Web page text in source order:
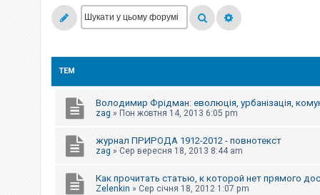
ТЕМ
Володимир Фрідман: еволюція, урбанізація,
zag » Пон жовтня 14, 2013 6:05 pm
журнал ПРИРОДА 1912-2012 - повнотекст
zag » Сер вересня 18, 2013 8:44 am
Как прочитать статью, к которой нет прямого
Zelenkin » Сер січня 18, 2012 1:07 pm